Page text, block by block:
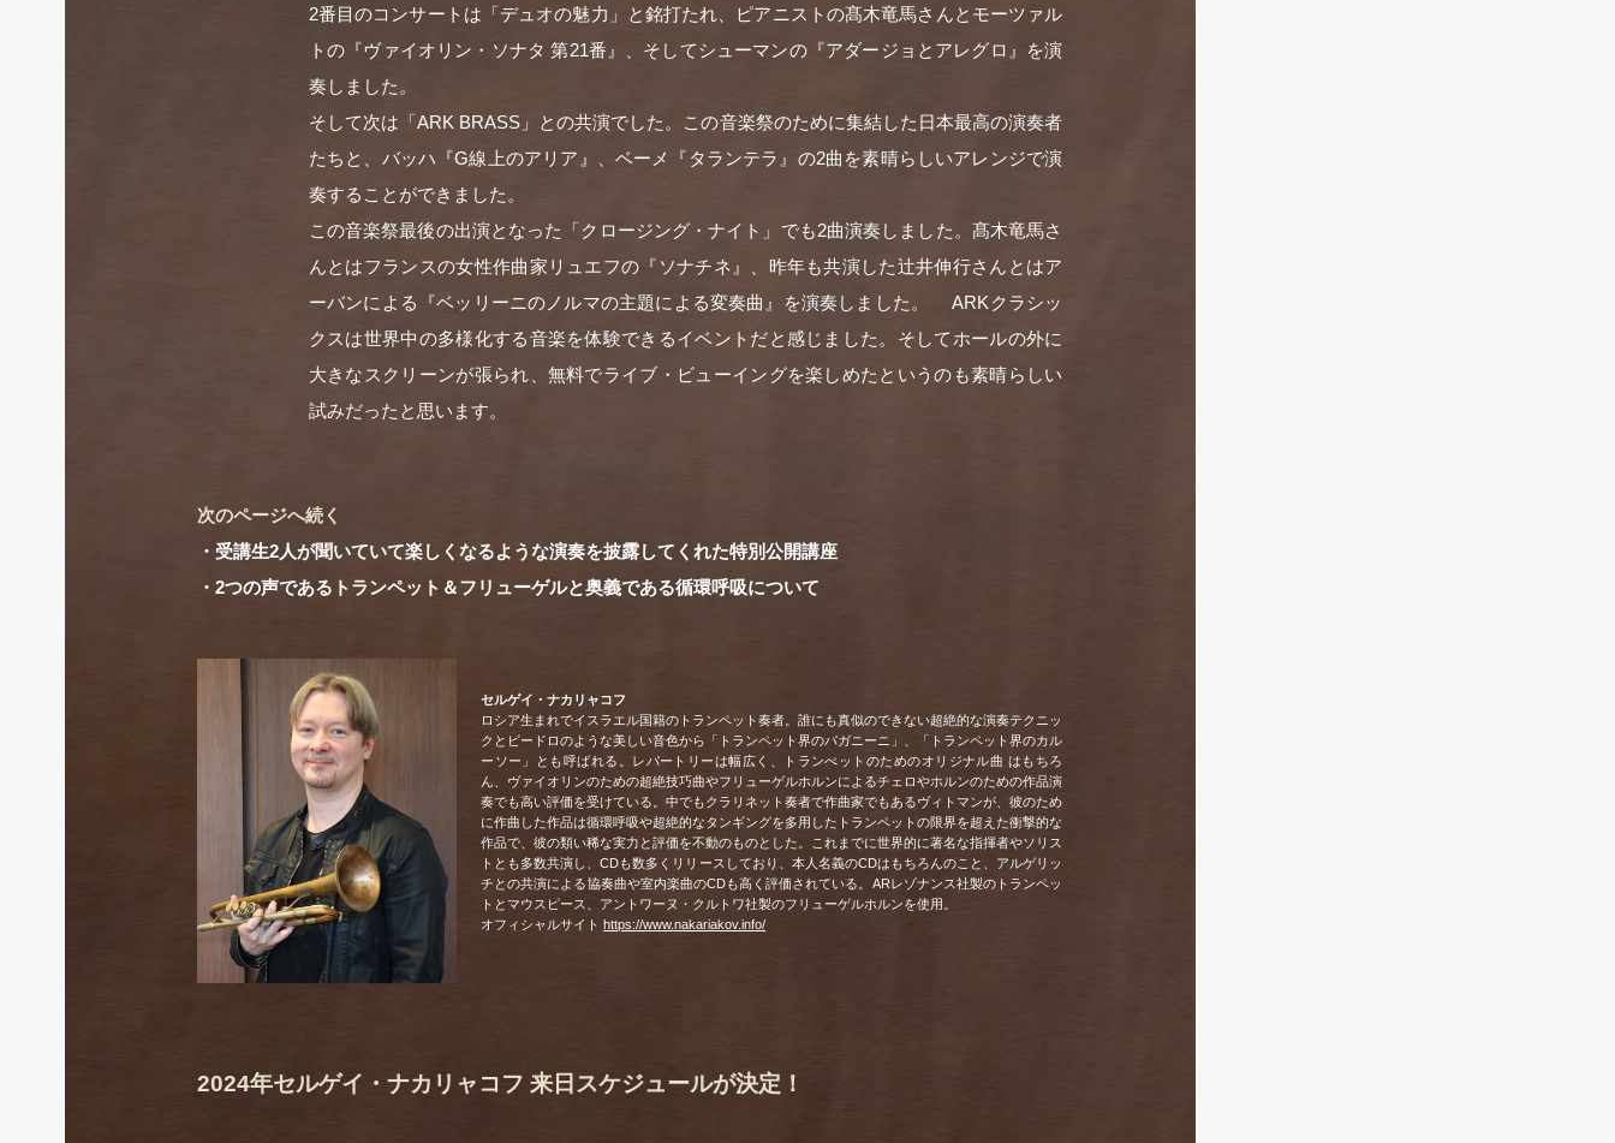
2番目のコンサートは「デュオの魅力」と銘打たれ、ピアニストの髙木竜馬さんとモーツァル
トの『ヴァイオリン・ソナタ 第21番』、そしてシューマンの『アダージョとアレグロ』を演
奏しました。
そして次は「ARK BRASS」との共演でした。この音楽祭のために集結した日本最高の演奏者
たちと、バッハ『G線上のアリア』、ベーメ『タランテラ』の2曲を素晴らしいアレンジで演
奏することができました。
この音楽祭最後の出演となった「クロージング・ナイト」でも2曲演奏しました。髙木竜馬さ
んとはフランスの女性作曲家リュエフの『ソナチネ』、昨年も共演した辻井伸行さんとはア
ーバンによる『ベッリーニのノルマの主題による変奏曲』を演奏しました。 ARKクラシッ
クスは世界中の多様化する音楽を体験できるイベントだと感じました。そしてホールの外に
大きなスクリーンが張られ、無料でライブ・ビューイングを楽しめたというのも素晴らしい
試みだったと思います。
次のページへ続く
・受講生2人が聞いていて楽しくなるような演奏を披露してくれた特別公開講座
・2つの声であるトランペット＆フリューゲルと奥義である循環呼吸について
セルゲイ・ナカリャコフ
ロシア生まれでイスラエル国籍のトランペット奏者。誰にも真似のできない超絶的な演奏テクニッ
クとビードロのような美しい音色から「トランペット界のパガニーニ」、「トランペット界のカル
ーソー」とも呼ばれる。レパートリーは幅広く、トランぺットのためのオリジナル曲 はもちろ
ん、ヴァイオリンのための超絶技巧曲やフリューゲルホルンによるチェロやホルンのための作品演
奏でも高い評価を受けている。中でもクラリネット奏者で作曲家でもあるヴィトマンが、彼のため
に作曲した作品は循環呼吸や超絶的なタンギングを多用したトランペットの限界を超えた衝撃的な
作品で、彼の類い稀な実力と評価を不動のものとした。これまでに世界的に著名な指揮者やソリス
トとも多数共演し、CDも数多くリリースしており、本人名義のCDはもちろんのこと、アルゲリッ
チとの共演による協奏曲や室内楽曲のCDも高く評価されている。ARレゾナンス社製のトランペッ
トとマウスピース、アントワーヌ・クルトワ社製のフリューゲルホルンを使用。
オフィシャルサイト https://www.nakariakov.info/
2024年セルゲイ・ナカリャコフ 来日スケジュールが決定！